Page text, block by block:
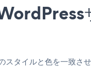
タイルと色を一致